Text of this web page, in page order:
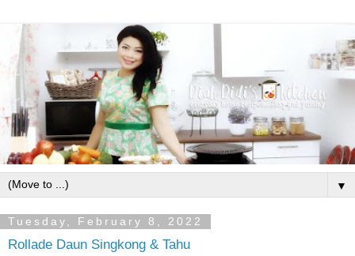
▼
Tuesday, February 8, 2022
Rollade Daun Singkong & Tahu